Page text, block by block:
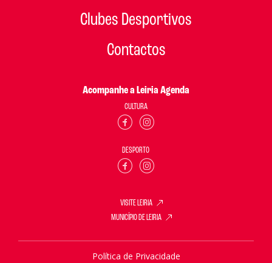
Clubes Desportivos
Contactos
Acompanhe a Leiria Agenda
CULTURA
DESPORTO
VISITE LEIRIA
MUNICÍPIO DE LEIRIA
Política de Privacidade